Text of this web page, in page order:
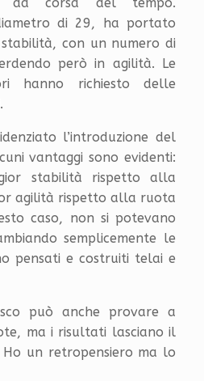
di 29, ha portato
con un numero di
però in agilità. Le
hanno richiesto delle
l’introduzione del
vantaggi sono evidenti:
stabilità rispetto alla
agilità rispetto alla ruota
caso, non si potevano
semplicemente le
pensati e costruiti telai e
può anche provare a
ma i risultati lasciano il
un retropensiero ma lo